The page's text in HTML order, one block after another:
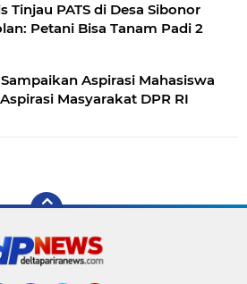
Tinjau PATS di Desa Sibonor
Petani Bisa Tanam Padi 2
Aspirasi Mahasiswa
Masyarakat DPR RI